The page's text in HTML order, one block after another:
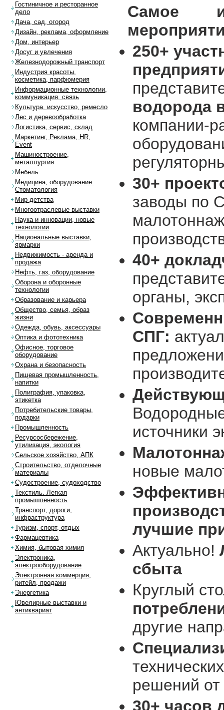
Самое
250+
водорода
компании-
30+
заводы по
40+
органы,
СПГ:
источники
новые
лучшие
Актуально!
сбыта
Круглый
другие
решений от
30+ часов
Гостиничное и ресторанное
дело
Дача, сад, огород
Дизайн, реклама, оформление
Дом, интерьер
Досуг и увлечения
Железнодорожный транспорт
Индустрия красоты,
косметика, парфюмерия
Информационные технологии,
коммуникация, связь
Культура, искусство, ремесло
Лес и деревообработка
Логистика, сервис, склад
Маркетинг, Реклама, HR,
Event
Машиностроение,
металлургия
Мебель
Медицина, оборудование.
Стоматология
Мир детства
Многоотраслевые выставки
Наука и инновации, новые
технологии
Национальные выставки,
ярмарки
Недвижимость - аренда и
продажа
Нефть, газ, оборудование
Оборона и оборонные
технологии
Образование и карьера
Общество, семья, образ
жизни
Одежда, обувь, аксессуары
Оптика и фототехника
Офисное, торговое
оборудование
Охрана и безопасность
Пищевая промышленность,
напитки
Полиграфия, упаковка,
этикетка
Потребительские товары,
подарки
Промышленность
Ресурсосбережение,
утилизация, экология
Сельское хозяйство, АПК
Строительство, отделочные
материалы
Судостроение, судоходство
Текстиль. Легкая
промышленность
Транспорт, дороги,
инфраструктура
Туризм, спорт, отдых
Фармацевтика
Химия, бытовая химия
Электроника,
электрооборудование
Электронная коммерция,
ритейл, продажи
Энергетика
Ювелирные выставки и
антиквариат